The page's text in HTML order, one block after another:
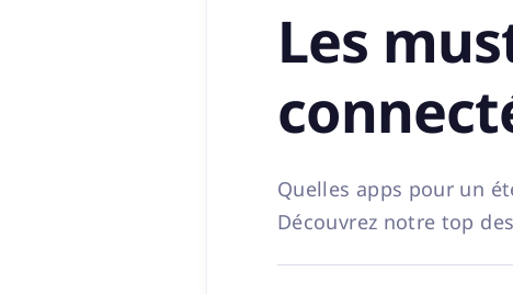
Les
Quelles apps pour un
Découvrez notre top